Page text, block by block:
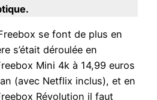
se font de plus en
s’était déroulée en
Mini 4k à 14,99 euros
(avec Netflix inclus), et en
Révolution il faut